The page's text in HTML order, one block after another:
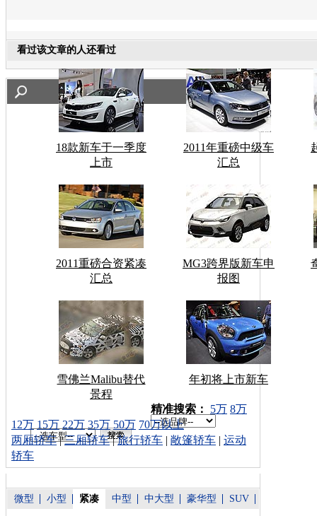
看过该文章的人还看过
18款新车于一季度
上市
2011年重磅中级车
汇总
2011重磅合资紧凑
汇总
MG3跨界版新车申
报图
雪佛兰Malibu替代
景程
年初将上市新车
车型搜索：
精准搜索： 5万 8万
12万 15万 22万 35万 50万 70万以上
两厢轿车|三厢轿车|旅行轿车 | 敞篷轿车 | 运动
轿车
微型 小型 紧凑 中型 中大型 豪华型 SUV